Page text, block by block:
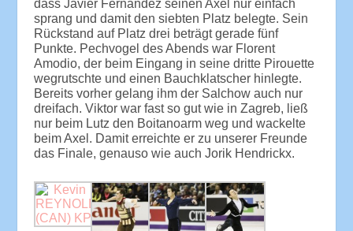
dass Javier Fernandez seinen Axel nur einfach
sprang und damit den siebten Platz belegte. Sein
Rückstand auf Platz drei beträgt gerade fünf
Punkte. Pechvogel des Abends war Florent
Amodio, der beim Eingang in seine dritte Pirouette
wegrutschte und einen Bauchklatscher hinlegte.
Bereits vorher gelang ihm der Salchow auch nur
dreifach. Viktor war fast so gut wie in Zagreb, ließ
nur beim Lutz den Boitanoarm weg und wackelte
beim Axel. Damit erreichte er zu unserer Freunde
das Finale, genauso wie auch Jorik Hendrickx.